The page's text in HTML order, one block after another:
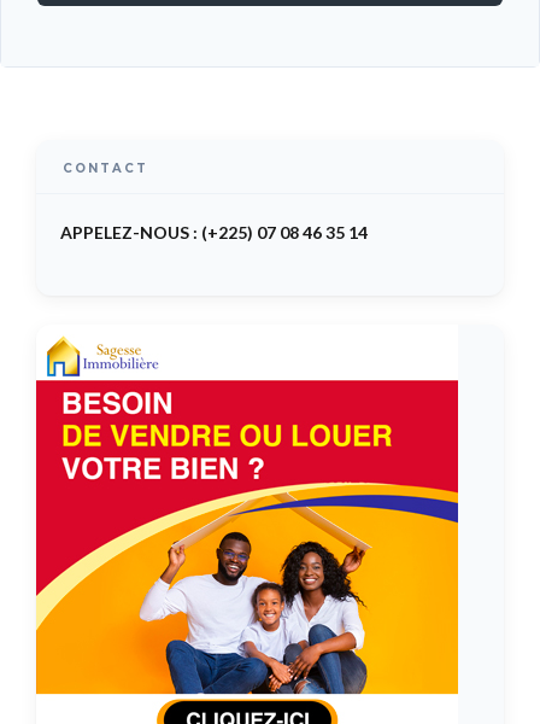
CONTACT
APPELEZ-NOUS : (+225) 07 08 46 35 14